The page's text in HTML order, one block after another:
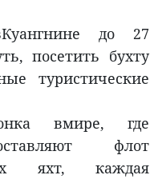
до 27
посетить бухту
туристические
вмире, где
флот
яхт, каждая